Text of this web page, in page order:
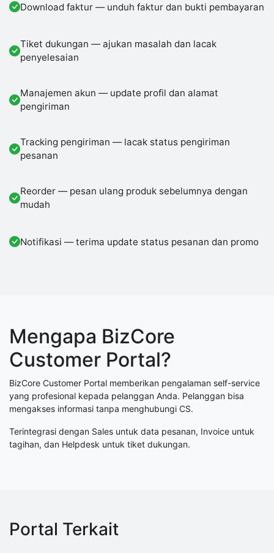
Download faktur — unduh faktur dan bukti pembayaran
Tiket dukungan — ajukan masalah dan lacak
penyelesaian
Manajemen akun — update profil dan alamat
pengiriman
Tracking pengiriman — lacak status pengiriman
pesanan
Reorder — pesan ulang produk sebelumnya dengan
mudah
Notifikasi — terima update status pesanan dan promo
Mengapa BizCore
Customer Portal?
BizCore Customer Portal memberikan pengalaman self-service
yang profesional kepada pelanggan Anda. Pelanggan bisa
mengakses informasi tanpa menghubungi CS.
Terintegrasi dengan Sales untuk data pesanan, Invoice untuk
tagihan, dan Helpdesk untuk tiket dukungan.
Portal Terkait